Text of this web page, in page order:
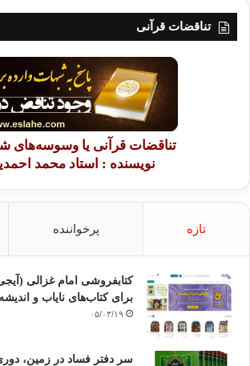
تناقضات قرآنی
تناقضات قرآنی یا وسوسه‌های
نویسنده : استاد محمد
تازه پرخواننده
کتابفروشی امام غزالی
برای کتاب‌های نایاب و
۰۵/۰۳/۱۹
سر دفتر فساد در زمین‌،